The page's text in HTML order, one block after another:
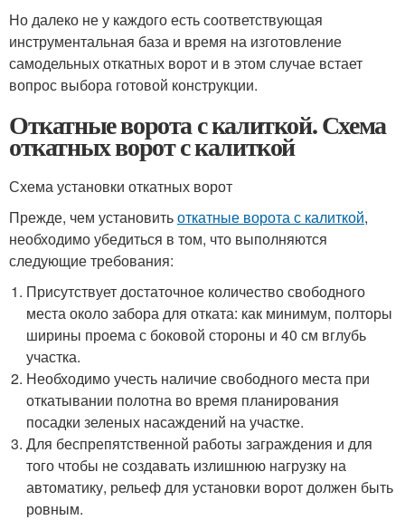
Но далеко не у каждого есть соответствующая
инструментальная база и время на изготовление
самодельных откатных ворот и в этом случае встает
вопрос выбора готовой конструкции.
Откатные ворота с калиткой. Схема
откатных ворот с калиткой
Схема установки откатных ворот
Прежде, чем установитьоткатные ворота с калиткой,
необходимо убедиться в том, что выполняются
следующие требования:
Присутствует достаточное количество свободного
места около забора для отката: как минимум, полторы
ширины проема с боковой стороны и 40 см вглубь
участка.
Необходимо учесть наличие свободного места при
откатывании полотна во время планирования
посадки зеленых насаждений на участке.
Для беспрепятственной работы заграждения и для
того чтобы не создавать излишнюю нагрузку на
автоматику, рельеф для установки ворот должен быть
ровным.